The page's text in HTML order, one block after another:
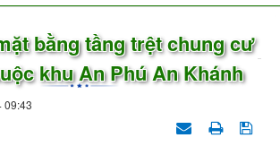
bằng tầng trệt chung cư
khu An Phú An Khánh
09:43